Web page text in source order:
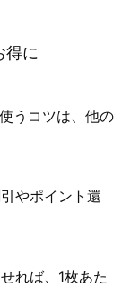
得に
うコツは、他の
やポイント還
れば、1枚あた